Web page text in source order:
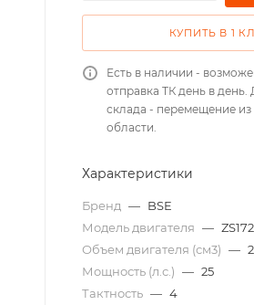
КУПИТЬ В 1
Есть в наличии -
отправка ТК день в день.
склада - перемещение
области.
Характеристики
Бренд — BSE
Модель двигателя —
Объем двигателя (см3) —
Мощность (л.с.) — 25
Тактность — 4